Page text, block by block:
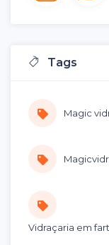
Tags
Magic
Vidraçaria em